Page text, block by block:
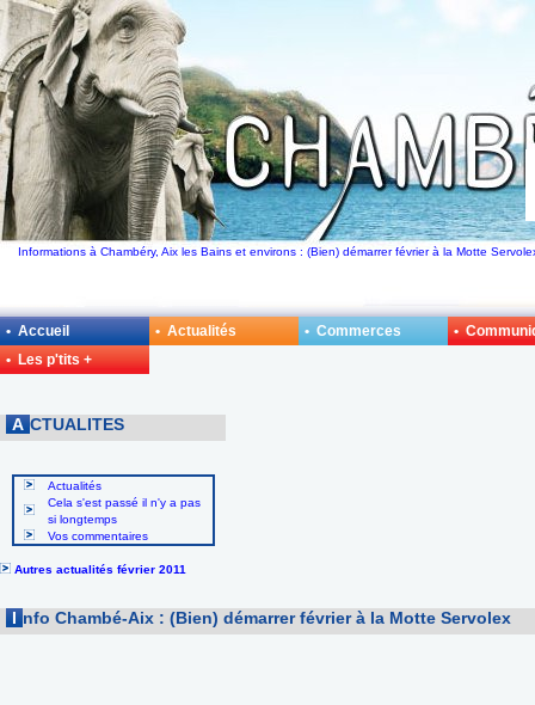
Informations à Chambéry, Aix les Bains et environs : (Bien) démarrer février à la Motte
A CTUALITES
Actualités
Cela s'est passé il n'y a pas
si longtemps
Vos commentaires
Autres actualités février 2011
I nfo Chambé-Aix : (Bien) démarrer février à la Motte Servolex
• Accueil • Actualités • Commerces
•
• Les p'tits +